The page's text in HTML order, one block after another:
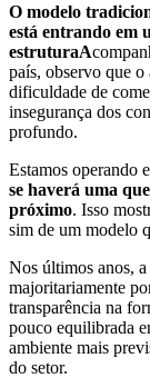
O modelo
está entrando em
estruturaA
país, observo que o
dificuldade de
insegurança dos
profundo.
Estamos operando
se haverá uma
próximo. Isso
sim de um modelo
Nos últimos anos,
majoritariamente
transparência na
pouco equilibrada
ambiente mais
do setor.